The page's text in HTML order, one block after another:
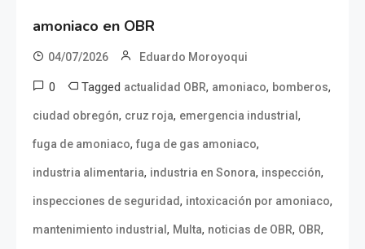
amoniaco en OBR
04/07/2026 Eduardo Moroyoqui
0 Tagged actualidad OBR, amoniaco, bomberos,
ciudad obregón, cruz roja, emergencia industrial ,
fuga de amoniaco, fuga de gas amoniaco,
industria alimentaria, industria en Sonora, inspección,
inspecciones de seguridad, intoxicación por amoniaco,
mantenimiento industrial , Multa, noticias de OBR, OBR,